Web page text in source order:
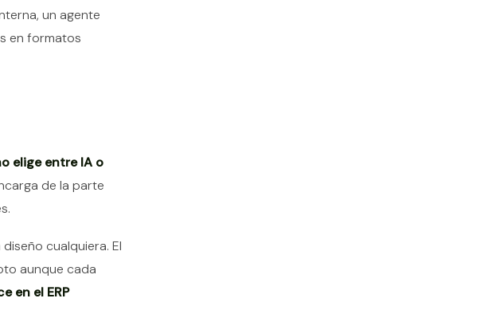
un agente
en formatos
elige entre IA o
de la parte
cualquiera. El
aunque cada
en el ERP